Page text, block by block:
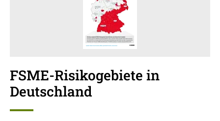
FSME-Risikogebiete in
Deutschland